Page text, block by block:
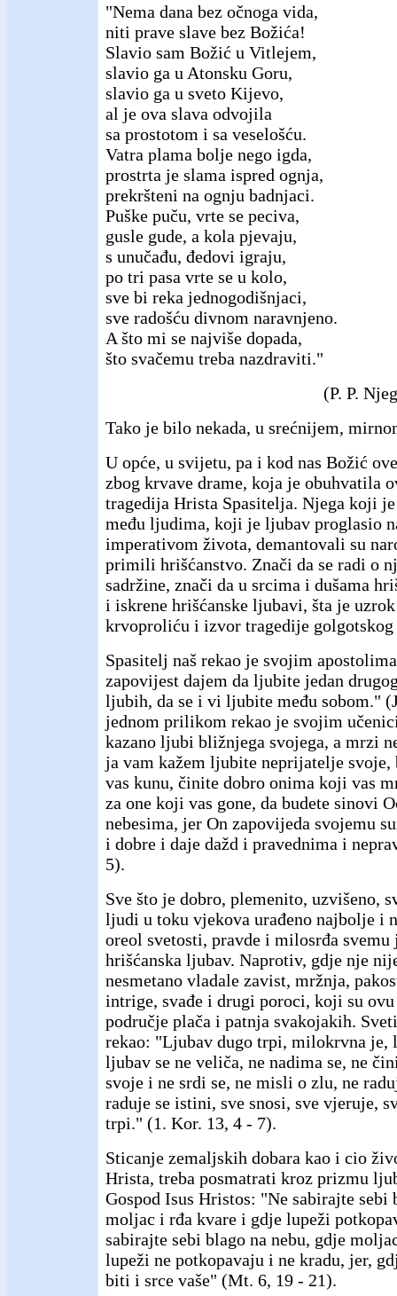
"Nema dana bez očnoga vida,
niti prave slave bez Božića!
Slavio sam Božić u Vitlejem,
slavio ga u Atonsku Goru,
slavio ga u sveto Kijevo,
al je ova slava odvojila
sa prostotom i sa veselošću.
Vatra plama bolje nego igda,
prostrta je slama ispred ognja,
prekršteni na ognju badnjaci.
Puške puču, vrte se peciva,
gusle gude, a kola pjevaju,
s unučađu, đedovi igraju,
po tri pasa vrte se u kolo,
sve bi reka jednogodišnjaci,
sve radošću divnom naravnjeno.
A što mi se najviše dopada,
što svačemu treba nazdraviti."
(P. P.
Tako je bilo nekada, u srećnijem,
U opće, u svijetu, pa i kod nas Božić
zbog krvave drame, koja je obuhvatila
tragedija Hrista Spasitelja. Njega koji
među ljudima, koji je ljubav proglasio
imperativom života, demantovali su
primili hrišćanstvo. Znači da se radi o
sadržine, znači da u srcima i dušama
i iskrene hrišćanske ljubavi, šta je uzrok
krvoproliću i izvor tragedije
Spasitelj naš rekao je svojim
zapovijest dajem da ljubite jedan
ljubih, da se i vi ljubite među sobom."
jednom prilikom rekao je svojim
kazano ljubi bližnjega svojega, a mrzi
ja vam kažem ljubite neprijatelje
vas kunu, činite dobro onima koji vas
za one koji vas gone, da budete sinovi
nebesima, jer On zapovijeda svojemu
i dobre i daje dažd i pravednima i
5).
Sve što je dobro, plemenito, uzvišeno,
ljudi u toku vjekova urađeno najbolje i
oreol svetosti, pravde i milosrđa
hrišćanska ljubav. Naprotiv, gdje nje
nesmetano vladale zavist, mržnja,
intrige, svađe i drugi poroci, koji su
područje plača i patnja svakojakih.
rekao: "Ljubav dugo trpi, milokrvna je,
ljubav se ne veliča, ne nadima se, ne
svoje i ne srdi se, ne misli o zlu, ne
raduje se istini, sve snosi, sve vjeruje,
trpi." (1. Kor. 13, 4 - 7).
Sticanje zemaljskih dobara kao i cio
Hrista, treba posmatrati kroz prizmu
Gospod Isus Hristos: "Ne sabirajte sebi
moljac i rđa kvare i gdje lupeži
sabirajte sebi blago na nebu, gdje
lupeži ne potkopavaju i ne kradu, jer,
biti i srce vaše" (Mt. 6, 19 - 21).